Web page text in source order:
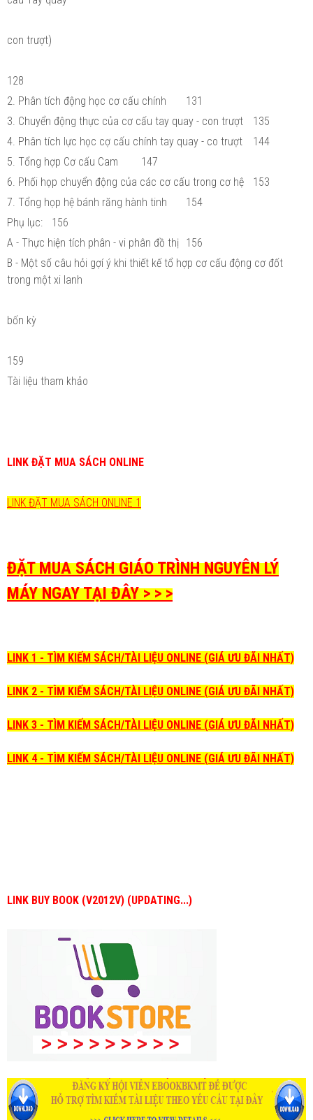
con trượt)
128
2. Phân tích động học cơ cấu chính
131
3. Chuyển động thực của cơ cấu tay quay - con trượt
135
4. Phân tích lực học cợ cấu chính tay quay - co trượt
144
5. Tổng hợp Cơ cấu Cam
147
6. Phối họp chuyển động của các cơ cấu trong cơ hệ
153
7. Tổng họp hệ bánh răng hành tinh
154
Phụ lục:
156
A - Thực hiện tích phân - vi phân đồ thị
156
B - Một số câu hỏi gợí ý khi thiết kế tổ hợp cơ cấu động cơ đốt
trong một xi lanh
bốn kỳ
159
Tài liệu tham khảo
LINK ĐẶT MUA SÁCH ONLINE
LINK ĐẶT MUA SÁCH ONLINE 1
ĐẶT MUA SÁCH GIÁO TRÌNH NGUYÊN LÝ
MÁY NGAY TẠI ĐÂY > > >
LINK 1 - TÌM KIẾM SÁCH/TÀI LIỆU ONLINE (GIÁ ƯU ĐÃI NHẤT)
LINK 2 - TÌM KIẾM SÁCH/TÀI LIỆU ONLINE (GIÁ ƯU ĐÃI NHẤT)
LINK 3 - TÌM KIẾM SÁCH/TÀI LIỆU ONLINE (GIÁ ƯU ĐÃI NHẤT)
LINK 4 - TÌM KIẾM SÁCH/TÀI LIỆU ONLINE (GIÁ ƯU ĐÃI NHẤT)
LINK BUY BOOK (V2012V) (UPDATING...)